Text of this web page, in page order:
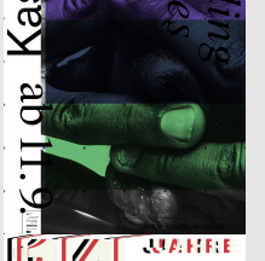
AR Specimen
Claudiabasel Grafik & Interaktion CH
2019
SAM 35
Data-Orbit CH
2019
Bricolage
studio VIE
Tanzquartier Wien Kampagne – Jakob Lena Knebl